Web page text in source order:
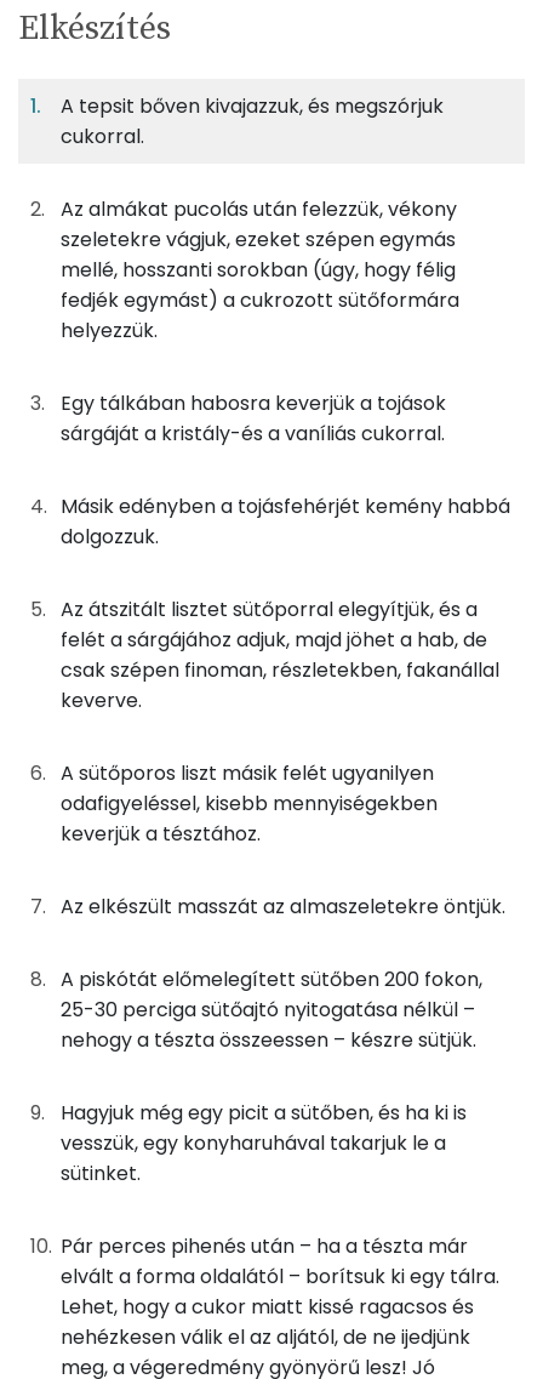
Egy
adagban
4%
Fehérje
20%
4%
200galma
94 kcal
73g tojás
92 kcal
20gcukor
2gsütőpor
1 kcal
13g
finomliszt
49 kcal
0gsó
5gvaj 36 kcal
Összesen 355 kcal
TÁPANYAGTARTALOM
Egy
adagban
6
100
4%
Fehérje
20%
Szénhidrát
4%
Zsír
72%
Víz
TOP ásványi anyagok
Foszfor
Kálcium
Magnézium
Kolin:
C vitamin:
Niacin - B3 vitamin:
Lut-zea
Összesen 10 g
Összesen
10.6 g
Telített zsírsav
Többszörösen telítetlen zsírsav
2 g
Koleszterin
251 mg
Elkészítés
A tepsit bőven kivajazzuk, és megszórjuk
cukorral.
Az almákat pucolás után felezzük, vékony
szeletekre vágjuk, ezeket szépen egymás
mellé, hosszanti sorokban (úgy, hogy félig
fedjék egymást) a cukrozott sütőformára
helyezzük.
Egy tálkában habosra keverjük a tojások
sárgáját a kristály-és a vaníliás cukorral.
Másik edényben a tojásfehérjét kemény habbá
dolgozzuk.
Az átszitált lisztet sütőporral elegyítjük, és a
felét a sárgájához adjuk, majd jöhet a hab, de
csak szépen finoman, részletekben, fakanállal
keverve.
A sütőporos liszt másik felét ugyanilyen
odafigyeléssel, kisebb mennyiségekben
keverjük a tésztához.
Az elkészült masszát az almaszeletekre öntjük.
A piskótát előmelegített sütőben 200 fokon,
25-30 perciga sütőajtó nyitogatása nélkül –
nehogy a tészta összeessen – készre sütjük.
Hagyjuk még egy picit a sütőben, és ha ki is
vesszük, egy konyharuhával takarjuk le a
sütinket.
Pár perces pihenés után – ha a tészta már
elvált a forma oldalától – borítsuk ki egy tálra.
Lehet, hogy a cukor miatt kissé ragacsos és
nehézkesen válik el az aljától, de ne ijedjünk
meg, a végeredmény gyönyörű lesz! Jó